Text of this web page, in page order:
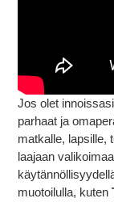
Jos olet
parhaat ja
matkalle, lapsille,
laajaan
muotoilulla, kuten